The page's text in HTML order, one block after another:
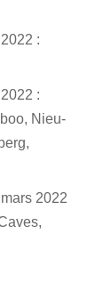
:
:
Nieu-
2022